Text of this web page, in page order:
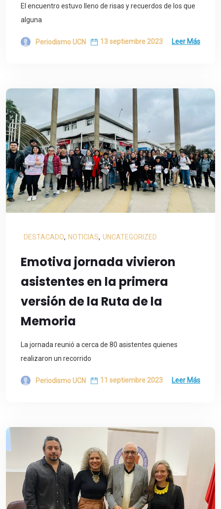
El encuentro estuvo lleno de risas y recuerdos de los que
alguna
Periodismo UCN 13 septiembre 2023 Leer Más
DESTACADO, NOTICIAS, UNCATEGORIZED
Emotiva jornada vivieron
asistentes en la primera
versión de la Ruta de la
Memoria
La jornada reunió a cerca de 80 asistentes quienes
realizaron un recorrido
Periodismo UCN 11 septiembre 2023 Leer Más